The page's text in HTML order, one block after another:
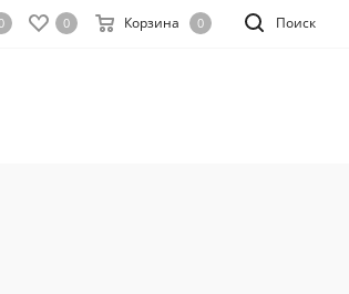
Поиск
0 Корзина 0